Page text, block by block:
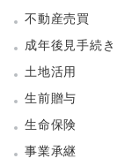
不動産売買
成年後見手続き
土地活用
生前贈与
生命保険
事業承継